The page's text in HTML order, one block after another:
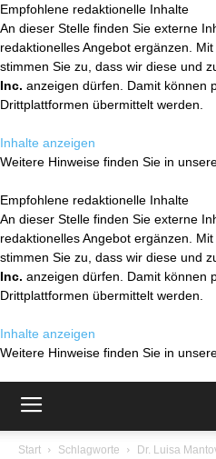
Empfohlene redaktionelle Inhalte
An dieser Stelle finden Sie externe
redaktionelles Angebot ergänzen.
stimmen Sie zu, dass wir diese und
Inc. anzeigen dürfen. Damit können
Drittplattformen übermittelt werden.
Inhalte anzeigen
Weitere Hinweise finden Sie in
Empfohlene redaktionelle Inhalte
An dieser Stelle finden Sie externe
redaktionelles Angebot ergänzen.
stimmen Sie zu, dass wir diese und
Inc. anzeigen dürfen. Damit können
Drittplattformen übermittelt werden.
Inhalte anzeigen
Weitere Hinweise finden Sie in
Start Schlagworte Dr. Luisa